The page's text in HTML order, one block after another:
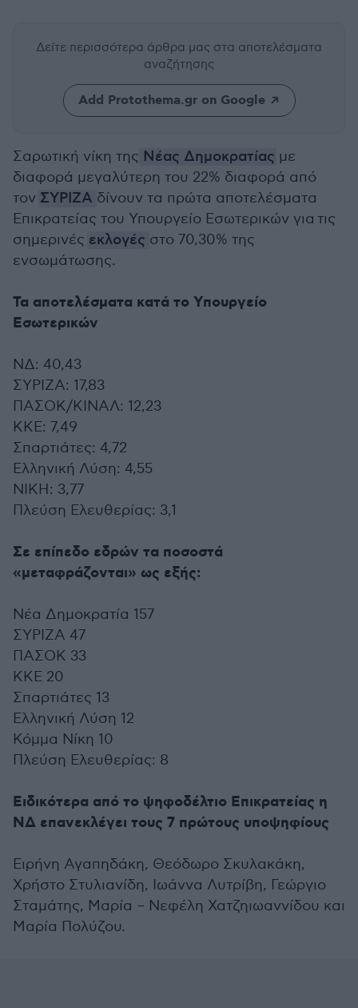
Δείτε περισσότερα άρθρα μας στα αποτελέσματα
αναζήτησης
Add Protothema.gr on Google
Σαρωτική νίκη της Νέας Δημοκρατίας με
διαφορά μεγαλύτερη του 22% διαφορά από
τον ΣΥΡΙΖΑ δίνουν τα πρώτα αποτελέσματα
Επικρατείας του Υπουργείο Εσωτερικών για τις
σημερινές εκλογές στο 70,30% της
ενσωμάτωσης.
Τα αποτελέσματα κατά το Υπουργείο
Εσωτερικών
ΝΔ: 40,43
ΣΥΡΙΖΑ: 17,83
ΠΑΣΟΚ/ΚΙΝΑΛ: 12,23
ΚΚΕ: 7,49
Σπαρτιάτες: 4,72
Ελληνική Λύση: 4,55
ΝΙΚΗ: 3,77
Πλεύση Ελευθερίας: 3,1
Σε επίπεδο εδρών τα ποσοστά
«μεταφράζονται» ως εξής:
Νέα Δημοκρατία 157
ΣΥΡΙΖΑ 47
ΠΑΣΟΚ 33
ΚΚΕ 20
Σπαρτιάτες 13
Ελληνική Λύση 12
Κόμμα Νίκη 10
Πλεύση Ελευθερίας: 8
Ειδικότερα από το ψηφοδέλτιο Επικρατείας η
ΝΔ επανεκλέγει τους 7 πρώτους υποψηφίους
Ειρήνη Αγαπηδάκη, Θεόδωρο Σκυλακάκη,
Χρήστο Στυλιανίδη, Ιωάννα Λυτρίβη, Γεώργιο
Σταμάτης, Μαρία – Νεφέλη Χατζηιωαννίδου και
Μαρία Πολύζου.